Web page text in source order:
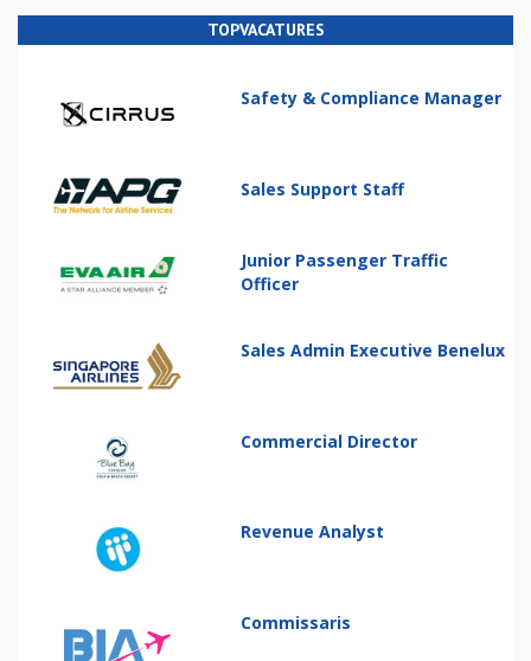
TOPVACATURES
Safety & Compliance Manager
Sales Support Staff
Junior Passenger Traffic
Officer
Sales Admin Executive Benelux
Commercial Director
Revenue Analyst
Commissaris